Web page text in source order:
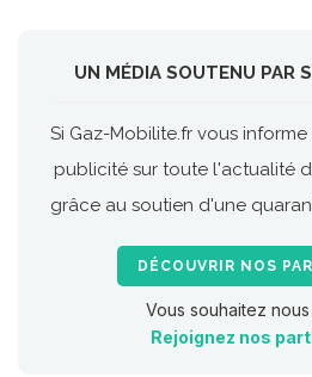
UN MÉDIA SOUTENU PAR
Si Gaz-Mobilite.fr vous
publicité sur toute l'actualité
grâce au soutien d'une
DÉCOUVRIR NOS
Vous souhaitez
Rejoignez nos